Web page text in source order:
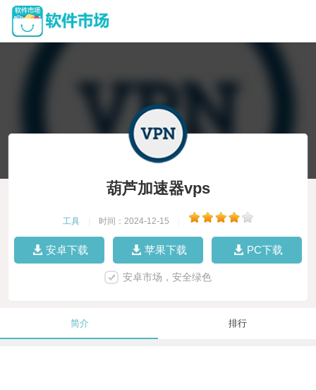
葫芦加速器vps
工具 时间：2024-12-15
安卓下载 苹果下载 PC下载
安卓市场，安全绿色
简介 排行